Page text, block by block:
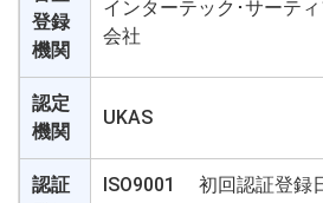
登録
機関
インターテック･サーテ
会社
認定
機関
UKAS
認証
ISO9001 初回認証登録